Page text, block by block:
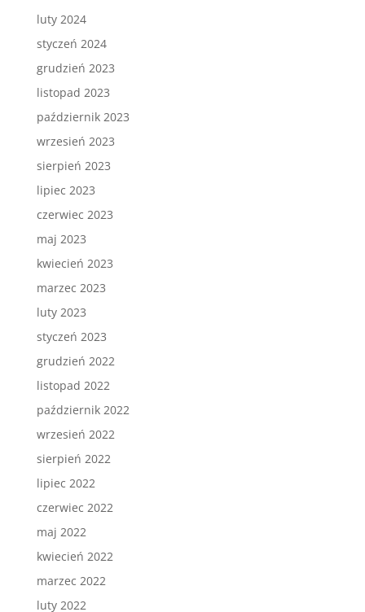
luty 2024
styczeń 2024
grudzień 2023
listopad 2023
październik 2023
wrzesień 2023
sierpień 2023
lipiec 2023
czerwiec 2023
maj 2023
kwiecień 2023
marzec 2023
luty 2023
styczeń 2023
grudzień 2022
listopad 2022
październik 2022
wrzesień 2022
sierpień 2022
lipiec 2022
czerwiec 2022
maj 2022
kwiecień 2022
marzec 2022
luty 2022